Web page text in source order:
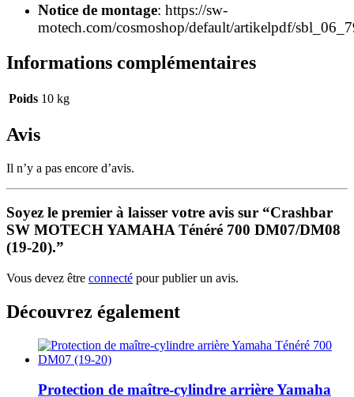
Notice de montage: https://sw-
motech.com/cosmoshop/default/artikelpdf/
Informations complémentaires
Poids 10 kg
Avis
Il n’y a pas encore d’avis.
Soyez le premier à laisser votre avis sur “Crashbar
SW MOTECH YAMAHA Ténéré 700 DM07/DM08
(19-20).”
Vous devez être connecté pour publier un avis.
Découvrez également
Protection de maître-cylindre arrière Yamaha